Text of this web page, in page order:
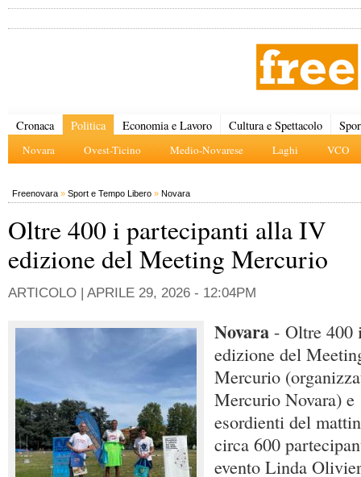
Cronaca Politica
Novara Ovest-Ticino Medio-Novarese Laghi VCO
Economia e Lavoro Cultura e Spettacolo
Freenovara » Sport e Tempo Libero » Novara
Oltre 400 i partecipanti alla IV
edizione del Meeting Mercurio
ARTICOLO | APRILE 29, 2026 - 12:04PM
Novara - Oltre 400
edizione del
Mercurio
Mercurio Novara) e
esordienti del
circa 600
evento Linda